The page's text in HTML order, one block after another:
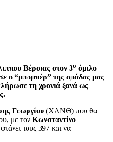
Βέροιας στον 3ο όμιλο
ο “μπομπέρ” της ομάδας μας
τη χρονιά ξανά ως
Γεωργίου (ΧΑΝΘ) που θα
με τον Κωνσταντίνο
τους 397 και να